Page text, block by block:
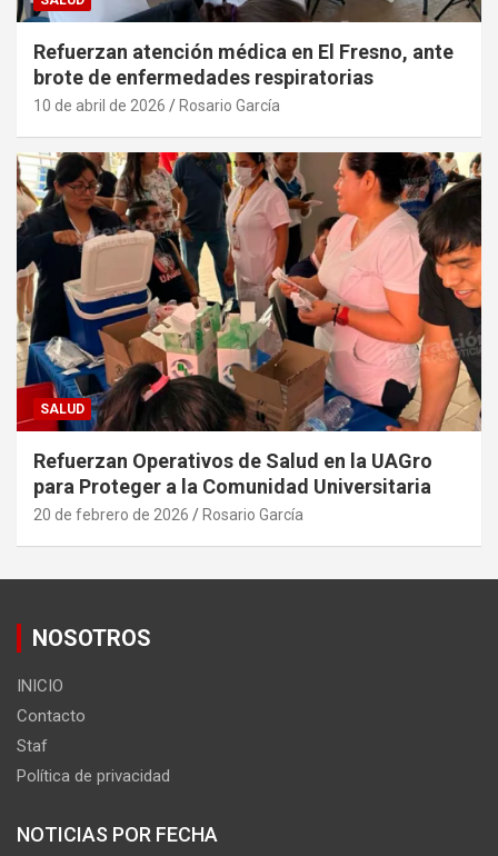
Refuerzan atención médica en El Fresno, ante
brote de enfermedades respiratorias
10 de abril de 2026 Rosario García
SALUD
Refuerzan Operativos de Salud en la UAGro
para Proteger a la Comunidad Universitaria
20 de febrero de 2026 Rosario García
NOSOTROS
INICIO
Contacto
Staf
Política de privacidad
NOTICIAS POR FECHA